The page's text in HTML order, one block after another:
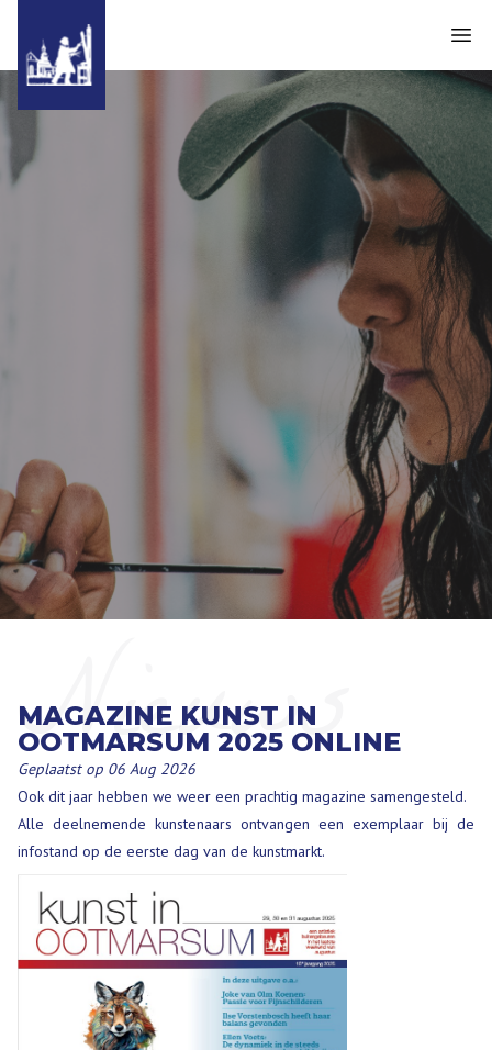
Nieuws
MAGAZINE KUNST IN
OOTMARSUM 2025 ONLINE
Geplaatst op 06 Aug 2026
Ook dit jaar hebben we weer een prachtig magazine samengesteld.
Alle deelnemende kunstenaars ontvangen een exemplaar bij de
infostand op de eerste dag van de kunstmarkt.